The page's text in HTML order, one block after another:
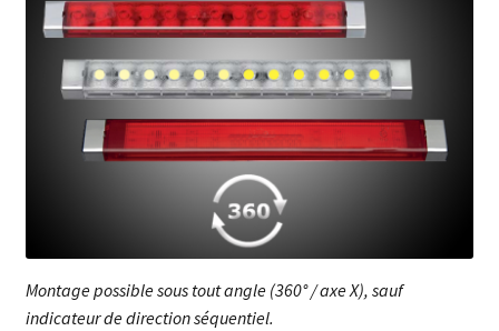
Montage possible sous tout angle (360° / axe X), sauf
indicateur de direction séquentiel.